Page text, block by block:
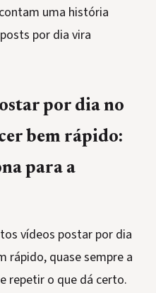
uma história
por dia vira
por dia no
bem rápido:
para a
vídeos postar por dia
rápido, quase sempre a
repetir o que dá certo.